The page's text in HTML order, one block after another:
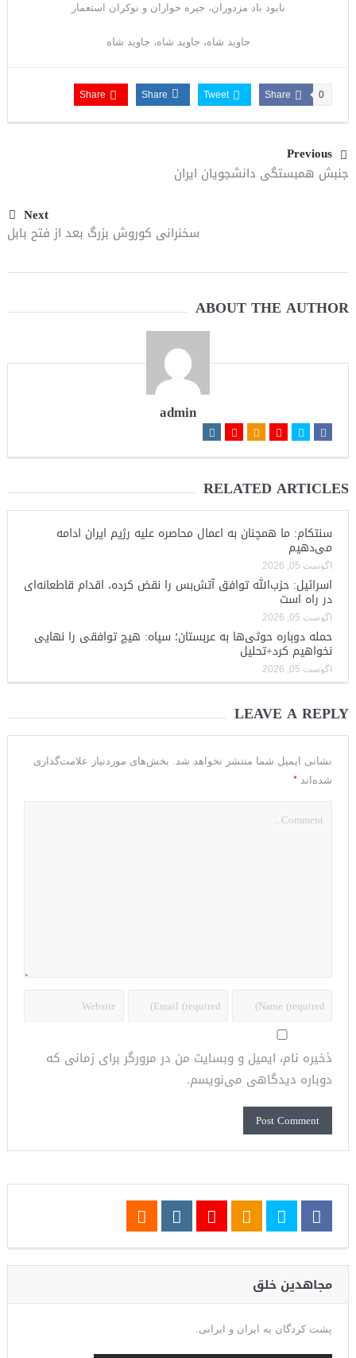
نابود باد مزدوران، جیره خواران و نوکران استعمار
جاوید شاه، جاوید شاه، جاوید شاه
Share 0
Tweet
Share
Share
Previous
جنبش همبستگی دانشجویان ایران
Next
سخنرانی کوروش بزرگ بعد از فتح بابل
ABOUT THE AUTHOR
admin
RELATED ARTICLES
سنتکام: ما همچنان به اعمال محاصره علیه رژیم ایران ادامه
می‌دهیم
آگوست 05, 2026
اسرائیل: حزب‌الله توافق آتش‌بس را نقض کرده، اقدام قاطعانه‌ای
در راه است
آگوست 05, 2026
حمله دوباره حوثی‌ها به عربستان؛ سپاه: هیچ توافقی را نهایی
نخواهیم کرد+تحلیل
آگوست 05, 2026
LEAVE A REPLY
نشانی ایمیل شما منتشر نخواهد شد. بخش‌های موردنیاز علامت‌گذاری
شده‌اند *
ذخیره نام، ایمیل و وبسایت من در مرورگر برای زمانی که
دوباره دیدگاهی می‌نویسم.
مجاهدین خلق
پشت کردگان به ایران و ایرانی.